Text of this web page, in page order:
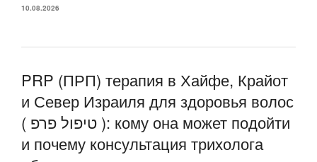
10.08.2026
PRP (ПРП) терапия в Хайфе, Крайот
и Север Израиля для здоровья волос
( טיפול פרפ ): кому она может подойти
и почему консультация трихолога